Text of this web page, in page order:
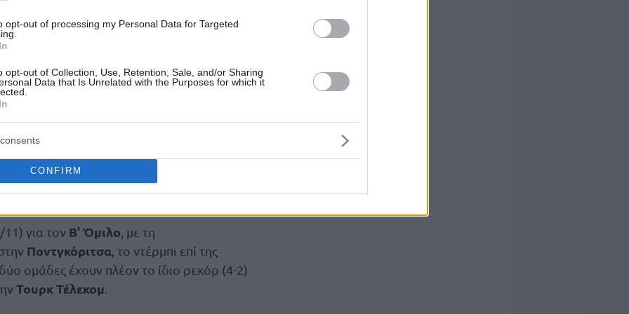
opt-out of processing my Personal Data for Targeted
opt-out of Collection, Use, Retention, Sale, and/or Sharing
Data that Is Unrelated with the Purposes for which it
CONFIRM
95-67.
18 (1), Όλμαν 7 (1), Ντουρμάζ, Κοσούτ 5 (1),
20 (6), Σιμόνοβιτς 9 (1),
5, Μπάνκστον 3.
Σταρκς 11 (2), Τσαλμπούρης 10 (2),
17 (3), Γόντικας 7, Κρούζερ 6 (2),
το ντέρμπι με Μπεσίκτας,
η Μπουργκ
για τον Β’ Όμιλο , με τη
Ποντγκόριτσα , το ντέρμπι επί της
ομάδες έχουν πλέον το ίδιο ρεκόρ (4-2)
Τουρκ Τέλεκομ